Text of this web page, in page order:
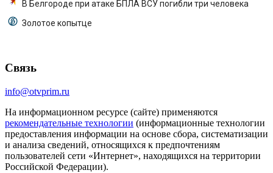
В Белгороде при атаке БПЛА ВСУ погибли три человека
Золотое копытце
Связь
info@otvprim.ru
На информационном ресурсе (сайте) применяются
рекомендательные технологии (информационные технологии
предоставления информации на основе сбора, систематизации
и анализа сведений, относящихся к предпочтениям
пользователей сети «Интернет», находящихся на территории
Российской Федерации).